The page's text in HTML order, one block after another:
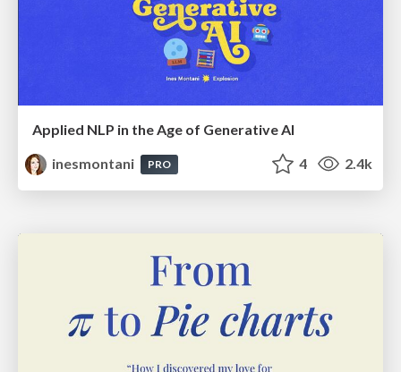
Applied NLP in the Age of Generative AI
inesmontani
PRO 4 2.4k